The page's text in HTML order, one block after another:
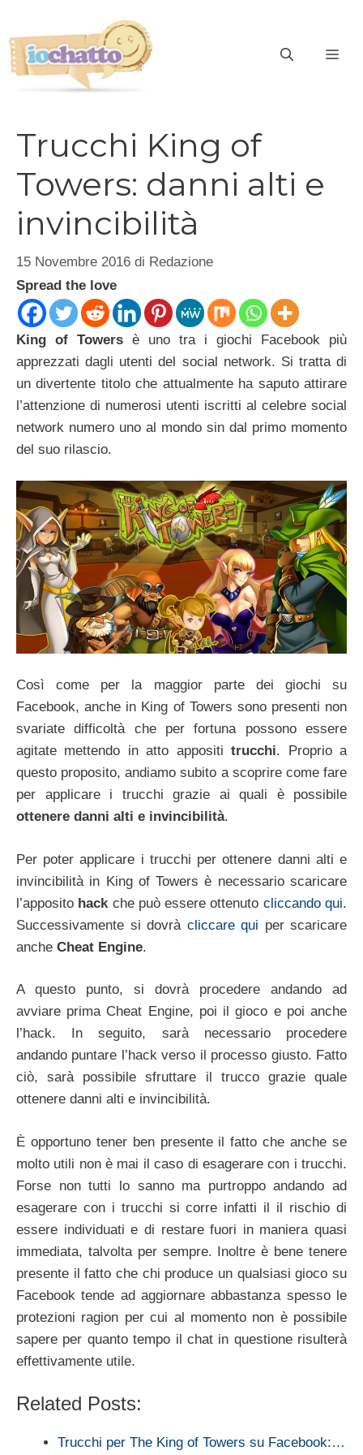
contenuto
Trucchi King of
Towers: danni alti e
invincibilità
15 Novembre 2016 di Redazione
Spread the love
King of Towers è uno tra i giochi Facebook più
apprezzati dagli utenti del social network. Si tratta di
un divertente titolo che attualmente ha saputo attirare
l’attenzione di numerosi utenti iscritti al celebre social
network numero uno al mondo sin dal primo momento
del suo rilascio.
Così come per la maggior parte dei giochi su
Facebook, anche in King of Towers sono presenti non
svariate difficoltà che per fortuna possono essere
agitate mettendo in atto apposititrucchi. Proprio a
questo proposito, andiamo subito a scoprire come fare
per applicare i trucchi grazie ai quali è possibile
ottenere danni alti e invincibilità.
Per poter applicare i trucchi per ottenere danni alti e
invincibilità in King of Towers è necessario scaricare
l’apposito hackche può essere ottenuto cliccando qui.
Successivamente si dovrà cliccare qui per scaricare
anche Cheat Engine.
A questo punto, si dovrà procedere andando ad
avviare prima Cheat Engine, poi il gioco e poi anche
l’hack. In seguito, sarà necessario procedere
andando puntare l’hack verso il processo giusto. Fatto
ciò, sarà possibile sfruttare il trucco grazie quale
ottenere danni alti e invincibilità.
È opportuno tener ben presente il fatto che anche se
molto utili non è mai il caso di esagerare con i trucchi.
Forse non tutti lo sanno ma purtroppo andando ad
esagerare con i trucchi si corre infatti il il rischio di
essere individuati e di restare fuori in maniera quasi
immediata, talvolta per sempre. Inoltre è bene tenere
presente il fatto che chi produce un qualsiasi gioco su
Facebook tende ad aggiornare abbastanza spesso le
protezioni ragion per cui al momento non è possibile
sapere per quanto tempo il chat in questione risulterà
effettivamente utile.
Related Posts:
Trucchi per The King of Towers su Facebook:…